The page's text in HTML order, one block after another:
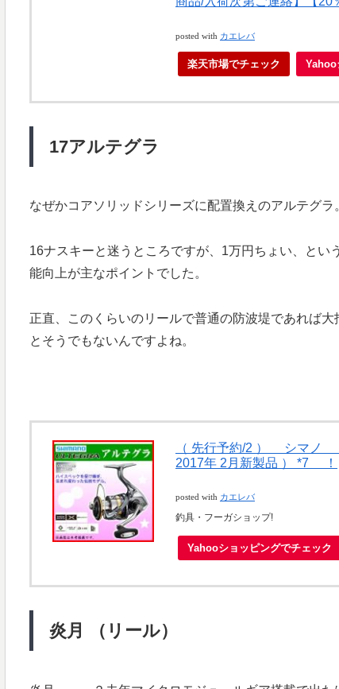
posted with カエレバ
楽天市場でチェック Yahoo
17アルテグラ
なぜかコアソリッドシリーズに配置換えのアルテグラ
16ナスキーと迷うところですが、1万円ちょい、と
能向上が主なポイントでした。
正直、このくらいのリールで普通の防波堤であれば
とそうでもないんですよね。
（ 先行予約/2 ） シマ
2017年 2月新製品 ） *7 ！
posted with カエレバ
釣具・フーガショップ!
Yahooショッピングでチェック
炎月 （リール）